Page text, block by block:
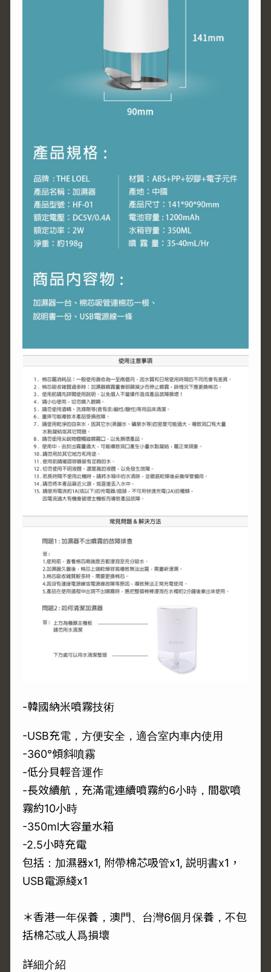
-韓國納米噴霧技術
-USB充電，方便安全，適合室内車内使用
-360°傾斜噴霧
-低分貝輕音運作
-長效續航，充滿電連續噴霧約6小時，間歇噴
霧約10小時
-350ml大容量水箱
-2.5小時充電
包括：加濕器x1, 附帶棉芯吸管x1, 説明書x1，
USB電源綫x1
＊香港一年保養，澳門、台灣6個月保養，不包
括棉芯或人爲損壞
詳細介紹